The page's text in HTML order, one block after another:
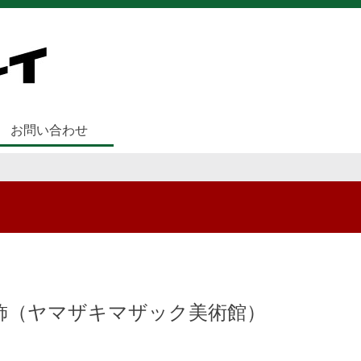
お問い合わせ
ヤマザキマザック美術館）